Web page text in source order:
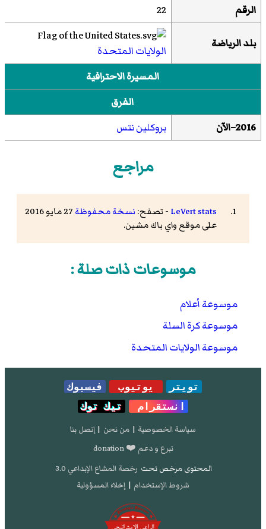
الرقم
22
بلد الرياضة
الولايات المتحدة
المسيرة الاحترافية
الفرق
2016–الآن بروكلين نتس
مراجع
LeVert stats - تصفح: نسخة محفوظة
27 مايو 2016
على موقع واي باك مشين.
موسوعات ذات صلة :
موسوعة أعلام
موسوعة كرة السلة
موسوعة الولايات المتحدة
تويتر يوتيوب
فيسبوك
انستقرام
تيك توك
سياسة الخصوصية | من نحن | إتصل بنا
تبرع و دعم ❤️ donation
المحتوى مرخص تحت رخصة المشاع الإبداعي 3.0
شروط الإستخدام | إخلاء المسؤولية